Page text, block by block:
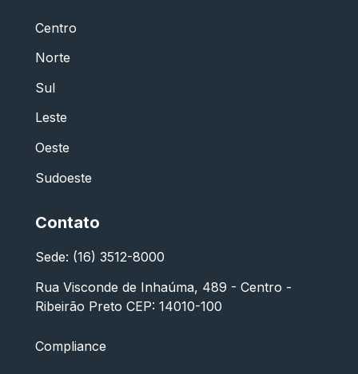
Centro
Norte
Sul
Leste
Oeste
Sudoeste
Contato
Sede: (16) 3512-8000
Rua Visconde de Inhaúma, 489 - Centro -
Ribeirão Preto CEP: 14010-100
Compliance